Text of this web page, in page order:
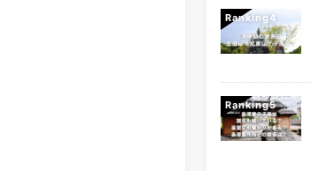
Ranking
Ranking